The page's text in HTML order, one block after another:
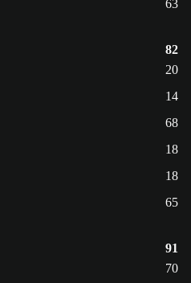
63
82
20
14
68
18
18
65
91
70